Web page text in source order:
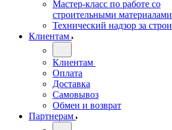
Мастер-класс по работе со
строительными материалами
Технический надзор за
Клиентам
Клиентам
Оплата
Доставка
Самовывоз
Обмен и возврат
Партнерам